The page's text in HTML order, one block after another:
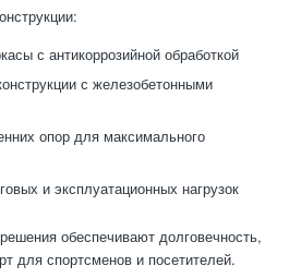
с антикоррозийной обработкой
с железобетонными
опор для максимального
и эксплуатационных нагрузок
обеспечивают долговечность,
для спортсменов и посетителей.